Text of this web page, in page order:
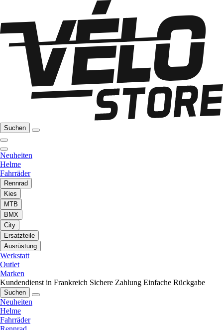
Suchen
Neuheiten
Helme
Fahrräder
Rennrad
Kies
MTB
BMX
City
Ersatzteile
Ausrüstung
Werkstatt
Outlet
Marken
Kundendienst in Frankreich Sichere Zahlung Einfache Rückgabe
Suchen
Neuheiten
Helme
Fahrräder